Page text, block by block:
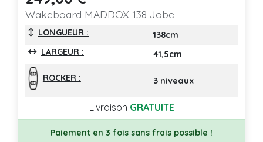
Wakeboard MADDOX 138 Jobe
LONGUEUR :
138cm
LARGEUR :
41,5cm
ROCKER : 3 niveaux
Livraison GRATUITE
Paiement en 3 fois sans frais possible !